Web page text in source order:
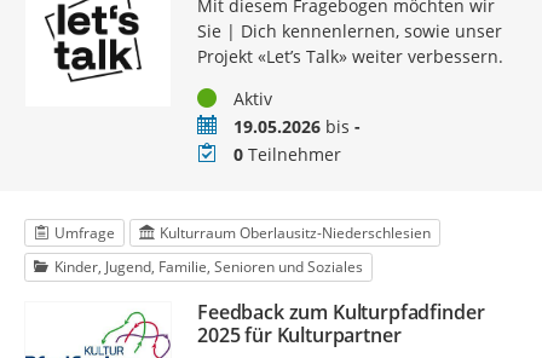
Mit diesem Fragebogen möchten wir
Sie | Dich kennenlernen, sowie unser
Projekt «Let’s Talk» weiter verbessern.
StatusAktiv
Zeitraum19.05.2026bis -
Teilnehmer
0Teilnehmer
Umfrage
Kulturraum Oberlausitz-Niederschlesien
Kinder, Jugend, Familie, Senioren und Soziales
Feedback zum Kulturpfadfinder
2025 für Kulturpartner